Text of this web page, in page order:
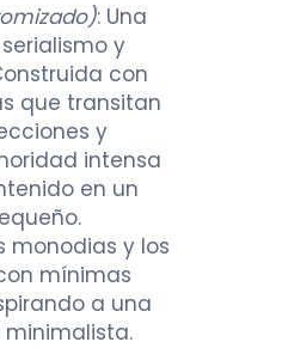
: Una
y
con
que transitan
y
intensa
en un
monodias y los
mínimas
a una